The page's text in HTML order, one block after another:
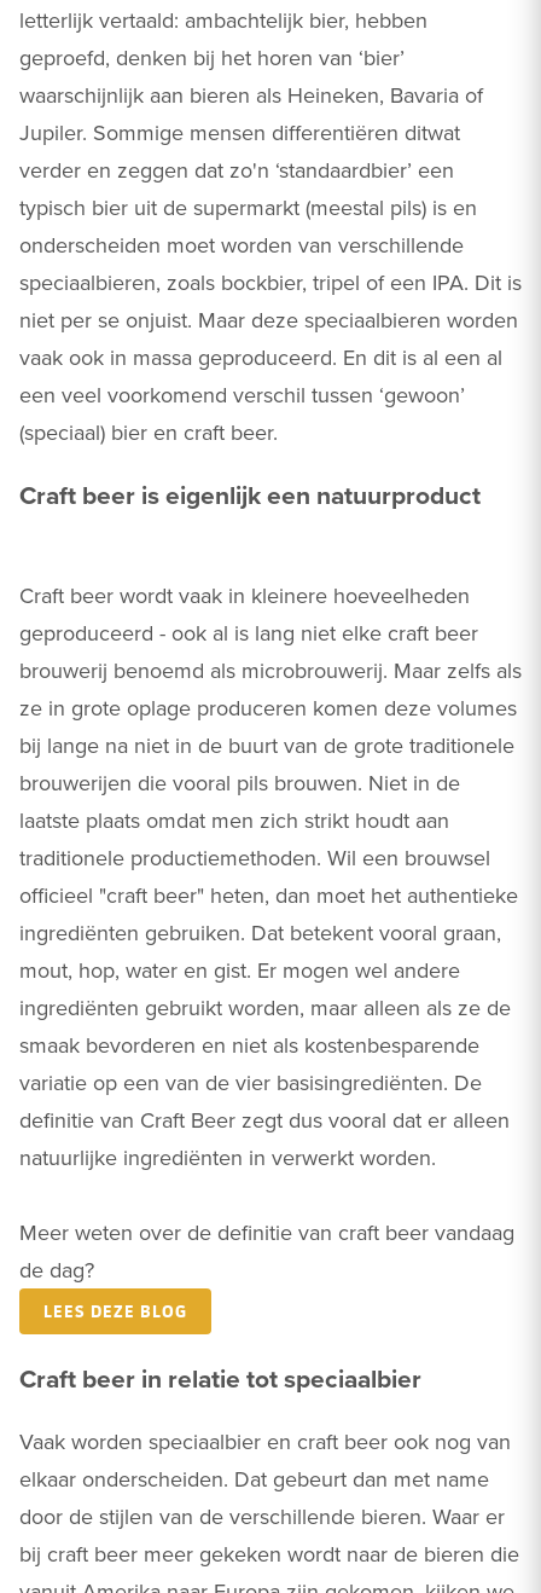
letterlijk vertaald: ambachtelijk bier, hebben
geproefd, denken bij het horen van ‘bier’
waarschijnlijk aan bieren als Heineken, Bavaria of
Jupiler. Sommige mensen differentiëren ditwat
verder en zeggen dat zo'n ‘standaardbier’ een
typisch bier uit de supermarkt (meestal pils) is en
onderscheiden moet worden van verschillende
speciaalbieren, zoals bockbier, tripel of een IPA. Dit is
niet per se onjuist. Maar deze speciaalbieren worden
vaak ook in massa geproduceerd. En dit is al een al
een veel voorkomend verschil tussen ‘gewoon’
(speciaal) bier en craft beer.
Craft beer is eigenlijk een natuurproduct
Craft beer wordt vaak in kleinere hoeveelheden
geproduceerd - ook al is lang niet elke craft beer
brouwerij benoemd als microbrouwerij. Maar zelfs als
ze in grote oplage produceren komen deze volumes
bij lange na niet in de buurt van de grote traditionele
brouwerijen die vooral pils brouwen. Niet in de
laatste plaats omdat men zich strikt houdt aan
traditionele productiemethoden. Wil een brouwsel
officieel "craft beer" heten, dan moet het authentieke
ingrediënten gebruiken. Dat betekent vooral graan,
mout, hop, water en gist. Er mogen wel andere
ingrediënten gebruikt worden, maar alleen als ze de
smaak bevorderen en niet als kostenbesparende
variatie op een van de vier basisingrediënten. De
definitie van Craft Beer zegt dus vooral dat er alleen
natuurlijke ingrediënten in verwerkt worden.
Meer weten over de definitie van craft beer vandaag
de dag?
LEES DEZE BLOG
Craft beer in relatie tot speciaalbier
Vaak worden speciaalbier en craft beer ook nog van
elkaar onderscheiden. Dat gebeurt dan met name
door de stijlen van de verschillende bieren. Waar er
bij craft beer meer gekeken wordt naar de bieren die